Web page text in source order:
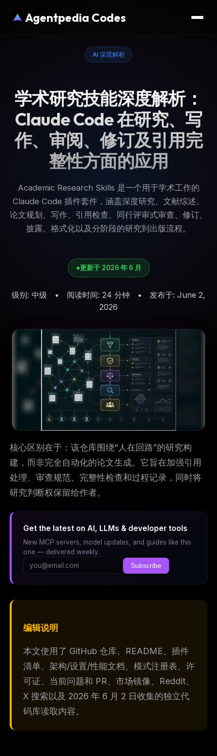
Agentpedia Codes
AI 深度解析
学术研究技能深度解析：
Claude Code 在研究、写
作、审阅、修订及引用完
整性方面的应用
Academic Research Skills 是一个用于学术工作的
Claude Code 插件套件，涵盖深度研究、文献综述、
论文规划、写作、引用检查、同行评审式审查、修订、
披露、格式化以及分阶段的研究到出版流程。
●更新于 2026 年 6 月
级别: 中级 • 阅读时间: 24 分钟 • 发布于: June 2,
2026
核心区别在于：该仓库围绕“人在回路”的研究构
建，而非完全自动化的论文生成。它旨在加强引用
处理、审查规范、完整性检查和过程记录，同时将
研究判断权保留给作者。
Get the latest on AI, LLMs & developer tools
New MCP servers, model updates, and guides like this
one — delivered weekly.
Subscribe
编辑说明
本文使用了 GitHub 仓库、README、插件
清单、架构/设置/性能文档、模式注册表、许
可证、当前问题和 PR、市场镜像、Reddit、
X 搜索以及 2026 年 6 月 2 日收集的独立代
码库读取内容。